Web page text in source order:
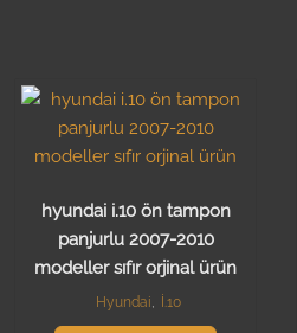
hyundai i.10 ön tampon
panjurlu 2007-2010
modeller sıfır orjinal ürün
Hyundai, İ.10